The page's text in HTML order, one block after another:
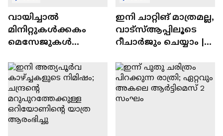
വായിച്ചാൽ
മിനിറ്റുകൾക്കകം
മെസേജുകള്‍
WhatsApp | Tech Talk
ഇനി ചാറ്റിങ് മാത്രമല്ല,
വാട്‌സ്‌ആപ്പിലൂടെ
റീചാർജും ചെയ്യാം |
Tech Talk